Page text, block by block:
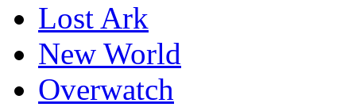
Lost Ark
New World
Overwatch